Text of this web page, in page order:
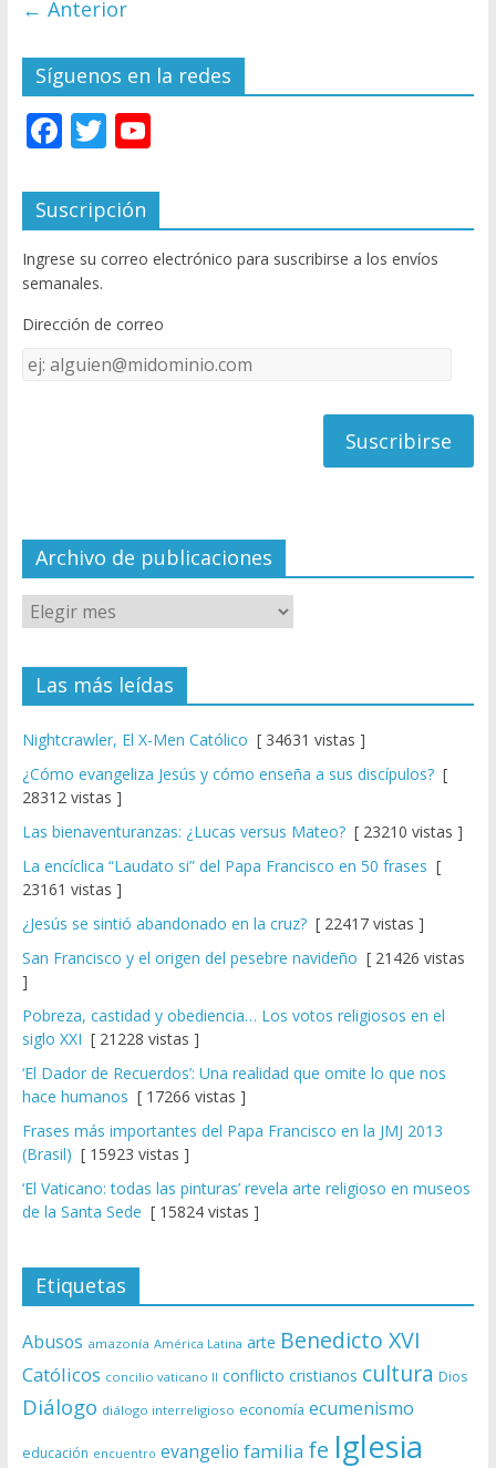
← Anterior
Síguenos en la redes
F
e
b
o
o
k
T
itt
er
Y
u
T
u
e
C
el
Suscripción
Ingrese su correo electrónico para suscribirse a los envíos
semanales.
Dirección de correo
Dirección
de
Archivo de publicaciones
Las más leídas
Nightcrawler, El X-Men Católico [ 34631 vistas ]
¿Cómo evangeliza Jesús y cómo enseña a sus discípulos?[
28312 vistas ]
Las bienaventuranzas: ¿Lucas versus Mateo?[ 23210 vistas ]
La encíclica “Laudato si” del Papa Francisco en 50 frases [
23161 vistas ]
¿Jesús se sintió abandonado en la cruz?[ 22417 vistas ]
San Francisco y el origen del pesebre navideño [ 21426 vistas
]
Pobreza, castidad y obediencia… Los votos religiosos en el
siglo XXI [ 21228 vistas ]
‘El Dador de Recuerdos’: Una realidad que omite lo que nos
hace humanos [ 17266 vistas ]
Frases más importantes del Papa Francisco en la JMJ 2013
(Brasil) [ 15923 vistas ]
‘El Vaticano: todas las pinturas’ revela arte religioso en museos
de la Santa Sede [ 15824 vistas ]
Etiquetas
Abusos amazonía América Latina arte Benedicto XVI
Católicos concilio vaticano II conflicto cristianos cultura Dios
Diálogo diálogo interreligioso economía ecumenismo
educación encuentro evangelio familia fe Iglesia